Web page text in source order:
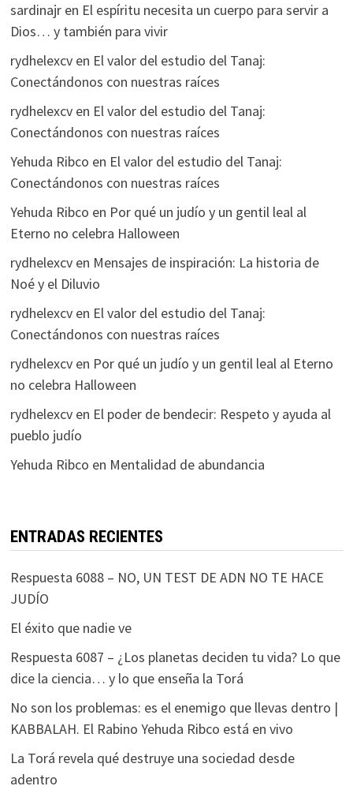
sardinajren El espíritu necesita un cuerpo para servir a
Dios… y también para vivir
rydhelexcven El valor del estudio del Tanaj:
Conectándonos con nuestras raíces
rydhelexcven El valor del estudio del Tanaj:
Conectándonos con nuestras raíces
Yehuda Ribco en El valor del estudio del Tanaj:
Conectándonos con nuestras raíces
Yehuda Ribco en Por qué un judío y un gentil leal al
Eterno no celebra Halloween
rydhelexcven Mensajes de inspiración: La historia de
Noé y el Diluvio
rydhelexcven El valor del estudio del Tanaj:
Conectándonos con nuestras raíces
rydhelexcven Por qué un judío y un gentil leal al Eterno
no celebra Halloween
rydhelexcven El poder de bendecir: Respeto y ayuda al
pueblo judío
Yehuda Ribco en Mentalidad de abundancia
ENTRADAS RECIENTES
Respuesta 6088 – NO, UN TEST DE ADN NO TE HACE
JUDÍO
El éxito que nadie ve
Respuesta 6087 – ¿Los planetas deciden tu vida? Lo que
dice la ciencia… y lo que enseña la Torá
No son los problemas: es el enemigo que llevas dentro |
KABBALAH. El Rabino Yehuda Ribco está en vivo
La Torá revela qué destruye una sociedad desde
adentro